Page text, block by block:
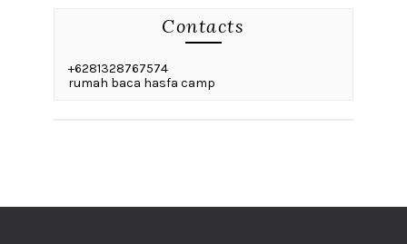
Contacts
+6281328767574
rumah baca hasfa camp